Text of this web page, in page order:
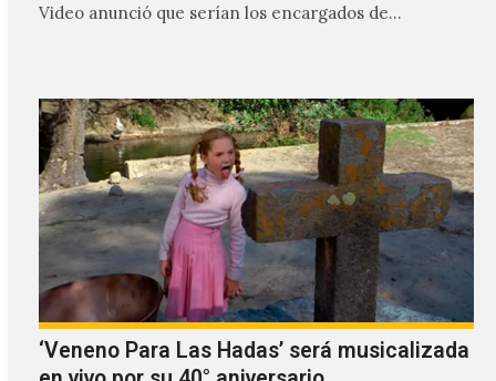
Video anunció que serían los encargados de
‘Veneno Para Las Hadas’ será musicalizada